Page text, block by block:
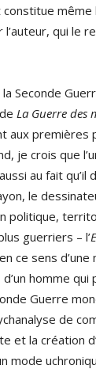
même
l’auteur, qui le
Seconde
La Guerre des
aux premières
je crois que
au fait qu’il
le
politique,
guerriers – l’
ce sens
homme
Guerre
de
et la création
mode